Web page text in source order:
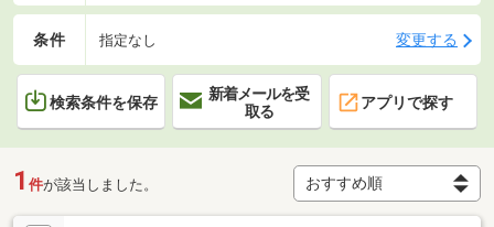
条件 指定なし 変更する
検索条件を保存
新着メールを受
取る
アプリで探す
1 件が該当しました。